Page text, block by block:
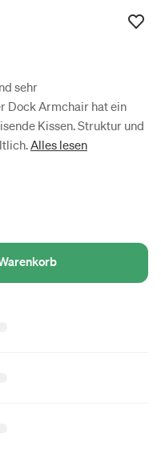
sehr
Dock Armchair hat ein
Kissen. Struktur und
Alles lesen